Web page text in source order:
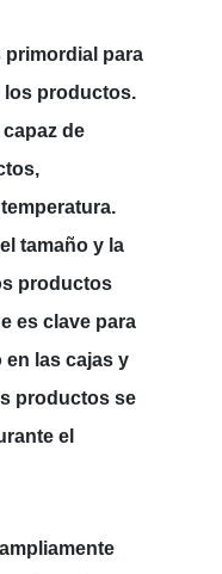
primordial para
los productos.
de
tamaño y la
productos
es clave para
en las cajas y
productos se
el